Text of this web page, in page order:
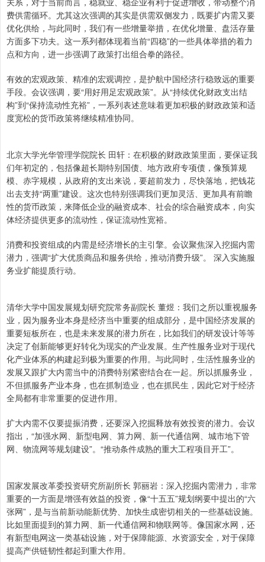
费供需循环。尤其这次强调的其实是供需双侧发力，既要扩内需又要
优化供给，与此同时，我们有一些增量举措，在优化增量、盘活存量
方面多下功夫。这一系列都体现着当前“四稳”的一些具体举措的着力
点和方向，进一步强调了政策打出组合拳的路径。
有效的宏观政策、精准的宏观调控，是护航中国经济行稳致远的重要
手段。会议强调，要“用好用足宏观政策”。从“持续优化财政支出结
构”到“保持流动性充裕”，一系列表述意味着更加积极的财政政策和适
度宽松的货币政策将继续精准协同。
北京大学光华管理学院院长 田轩：在积极的财政政策里面，要保证我
们年初定的，包括像超长期特别国债、地方政府专项债，像预算规
模、赤字规模，从政府的支出来说，要超前发力，尽快落地，把钱花
出去支持“两重”建设。这次也特别强调我们更加灵活、更加具有前瞻
性的货币政策，来降低企业的融资成本、社会的综合融资成本，向实
体经济提供更多的流动性，保证流动性宽裕。
消费和投资组成的内需是经济增长的主引擎。会议聚焦深入挖掘内需
潜力，强调“扩大优质商品和服务供给，推动消费升级”。 深入实施服
务业扩能提质行动。
清华大学中国发展规划研究院常务副院长 董煜：我们之所以重视服务
业，因为服务业本身是经济当中重要的组成部分，是中国经济发展的
重要短板所在，也是未来发展的潜力所在，比如我们的研发设计等等
决定了创新能够更好转化为现实的产业发展。生产性服务业对于现代
化产业体系的构建起到极为重要的作用。与此同时，生活性服务业的
发展又跟扩大内需当中的消费特别紧密结合在一起。所以抓服务业，
不但抓服务产业本身，也在抓制造业，也在抓民生，因此它对于经济
全局都有非常重要的促进作用。
扩大内需不仅要提振消费，还要深入挖掘释放有效投资的潜力。会议
指出，“加强水网、新型电网、算力网、新一代通信网、城市地下管
网、物流网等规划建设”。“推动条件成熟的重大工程项目开工”。
国家发展改革委投资研究所副所长 郭丽岩：深入挖掘内需潜力，非常
重要的一方面是增强有效益的投资，像“十五五”规划纲要中提出的“六
张网”，是与当前新动能新优势、加快生成密切相关的一些基础设施。
比如里面提到的算力网、新一代通信网和物联网等。像国家水网，还
有新型电网这一类基础设施，对于保障能源、水资源安全，对于保障
提高产供链韧性都起到重大作用。